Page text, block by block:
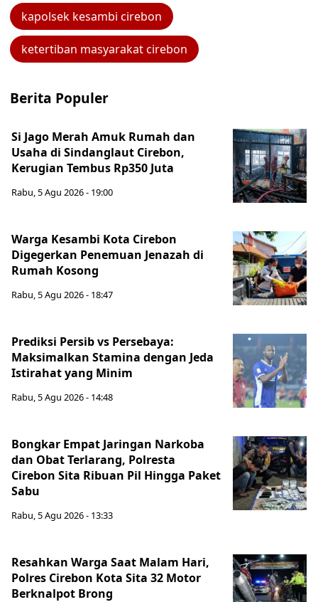
kapolsek kesambi cirebon
ketertiban masyarakat cirebon
Berita Populer
Si Jago Merah Amuk Rumah dan
Usaha di Sindanglaut Cirebon,
Kerugian Tembus Rp350 Juta
Rabu, 5 Agu 2026 - 19:00
Warga Kesambi Kota Cirebon
Digegerkan Penemuan Jenazah di
Rumah Kosong
Rabu, 5 Agu 2026 - 18:47
Prediksi Persib vs Persebaya:
Maksimalkan Stamina dengan Jeda
Istirahat yang Minim
Rabu, 5 Agu 2026 - 14:48
Bongkar Empat Jaringan Narkoba
dan Obat Terlarang, Polresta
Cirebon Sita Ribuan Pil Hingga Paket
Sabu
Rabu, 5 Agu 2026 - 13:33
Resahkan Warga Saat Malam Hari,
Polres Cirebon Kota Sita 32 Motor
Berknalpot Brong